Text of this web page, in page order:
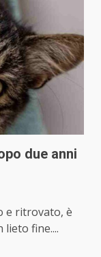
due anni
e ritrovato, è
lieto fine....